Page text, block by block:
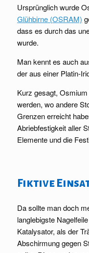
Ursprünglich wurde
Glühbirne (OSRAM)
dass es durch das
wurde.
Man kennt es auch
der aus einer Platin-
Kurz gesagt,
werden, wo andere
Grenzen erreicht
Abriebfestigkeit aller
Elemente und die
Fiktive
Da sollte man doch
langlebigste
Katalysator, als der
Abschirmung gegen